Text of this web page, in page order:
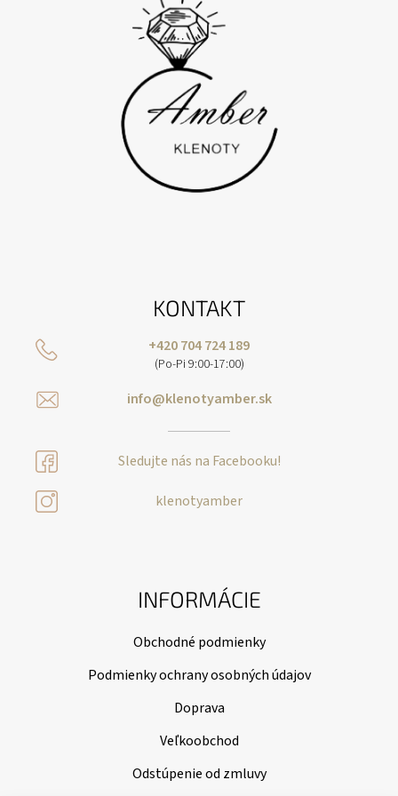
KONTAKT
+420 704 724 189
(Po-Pi 9:00-17:00)
info@klenotyamber.sk
Sledujte nás na Facebooku!
klenotyamber
INFORMÁCIE
Obchodné podmienky
Podmienky ochrany osobných údajov
Doprava
Veľkoobchod
Odstúpenie od zmluvy